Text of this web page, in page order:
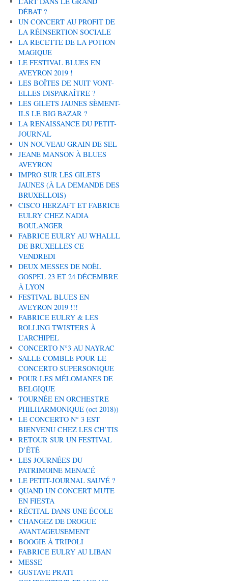
DÉBAT ?
UN CONCERT AU PROFIT DE
LA RÉINSERTION SOCIALE
LA RECETTE DE LA POTION
MAGIQUE
LE FESTIVAL BLUES EN
AVEYRON 2019 !
LES BOÎTES DE NUIT VONT-
ELLES DISPARAÎTRE ?
LES GILETS JAUNES SÈMENT-
ILS LE BIG BAZAR ?
LA RENAISSANCE DU PETIT-
JOURNAL
UN NOUVEAU GRAIN DE SEL
JEANE MANSON À BLUES
AVEYRON
IMPRO SUR LES GILETS
JAUNES (À LA DEMANDE DES
BRUXELLOIS)
CISCO HERZAFT ET FABRICE
EULRY CHEZ NADIA
BOULANGER
FABRICE EULRY AU WHALLL
DE BRUXELLES CE
VENDREDI
DEUX MESSES DE NOËL
GOSPEL 23 ET 24 DÉCEMBRE
À LYON
FESTIVAL BLUES EN
AVEYRON 2019 !!!
FABRICE EULRY & LES
ROLLING TWISTERS À
L’ARCHIPEL
CONCERTO N°3 AU NAYRAC
SALLE COMBLE POUR LE
CONCERTO SUPERSONIQUE
POUR LES MÉLOMANES DE
BELGIQUE
TOURNÉE EN ORCHESTRE
PHILHARMONIQUE (oct 2018))
LE CONCERTO N° 3 EST
BIENVENU CHEZ LES CH’TIS
RETOUR SUR UN FESTIVAL
D’ÉTÉ
LES JOURNÉES DU
PATRIMOINE MENACÉ
LE PETIT-JOURNAL SAUVÉ ?
QUAND UN CONCERT MUTE
EN FIESTA
RÉCITAL DANS UNE ÉCOLE
CHANGEZ DE DROGUE
AVANTAGEUSEMENT
BOOGIE À TRIPOLI
FABRICE EULRY AU LIBAN
MESSE
GUSTAVE PRATI